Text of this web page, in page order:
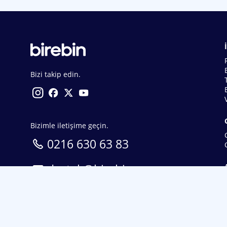
Bizi takip edin.
Bizimle iletişime geçin.
0216 630 63 83
destek@birebin.com